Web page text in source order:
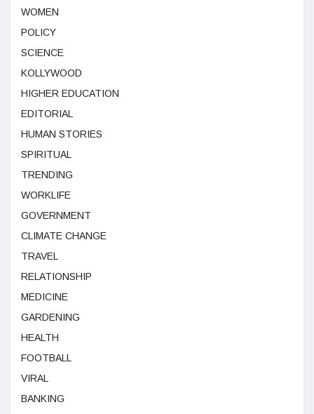
WOMEN
POLICY
SCIENCE
KOLLYWOOD
HIGHER EDUCATION
EDITORIAL
HUMAN STORIES
SPIRITUAL
TRENDING
WORKLIFE
GOVERNMENT
CLIMATE CHANGE
TRAVEL
RELATIONSHIP
MEDICINE
GARDENING
HEALTH
FOOTBALL
VIRAL
BANKING